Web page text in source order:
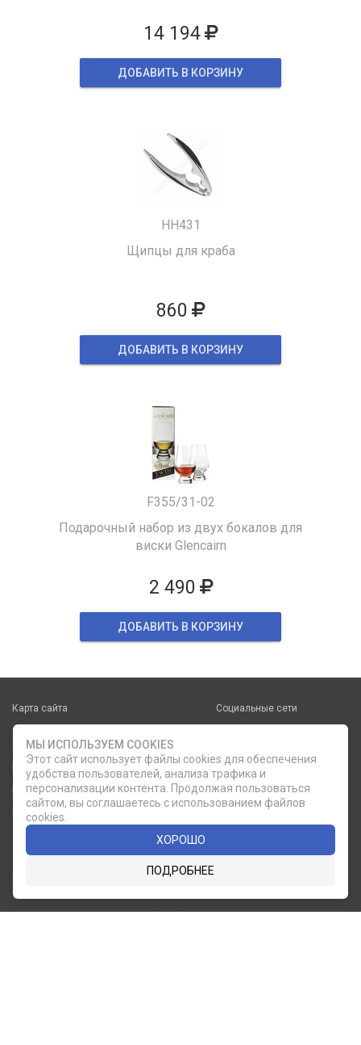
14 194
ДОБАВИТЬ В КОРЗИНУ
HH431
Щипцы для краба
860
ДОБАВИТЬ В КОРЗИНУ
F355/31-02
Подарочный набор из двух бокалов для
виски Glencairn
2 490
ДОБАВИТЬ В КОРЗИНУ
Карта сайта
О КОМПАНИИ
КАТАЛОГ
ПРОИЗВОДИТЕЛИ
УСЛУГИ
НОВОСТИ
СТАТЬИ
КОНТАКТЫ
ОПЛАТА И
Социальные сети
ВКОНТАКТЕ ИНСТАГРАМ
МЫ ИСПОЛЬЗУЕМ COOKIES
Этот сайт использует файлы cookies для обеспечения
удобства пользователей, анализа трафика и
персонализации контента. Продолжая пользоваться
сайтом, вы соглашаетесь с использованием файлов
cookies.
ХОРОШО
ПОДРОБНЕЕ